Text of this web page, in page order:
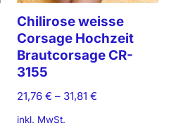
Chilirose weisse
Corsage Hochzeit
Brautcorsage CR-
3155
21,76€ – 31,81€
inkl. MwSt.